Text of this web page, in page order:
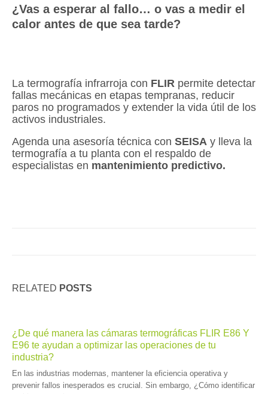
¿Vas a esperar al fallo… o vas a medir el
calor antes de que sea tarde?
La termografía infrarroja con FLIR permite detectar
fallas mecánicas en etapas tempranas, reducir
paros no programados y extender la vida útil de los
activos industriales.
Agenda una asesoría técnica con SEISA y lleva la
termografía a tu planta con el respaldo de
especialistas en mantenimiento predictivo.
RELATED POSTS
¿De qué manera las cámaras termográficas FLIR E86 Y
E96 te ayudan a optimizar las operaciones de tu
industria?
En las industrias modernas, mantener la eficiencia operativa y
prevenir fallos inesperados es crucial. Sin embargo, ¿Cómo identificar